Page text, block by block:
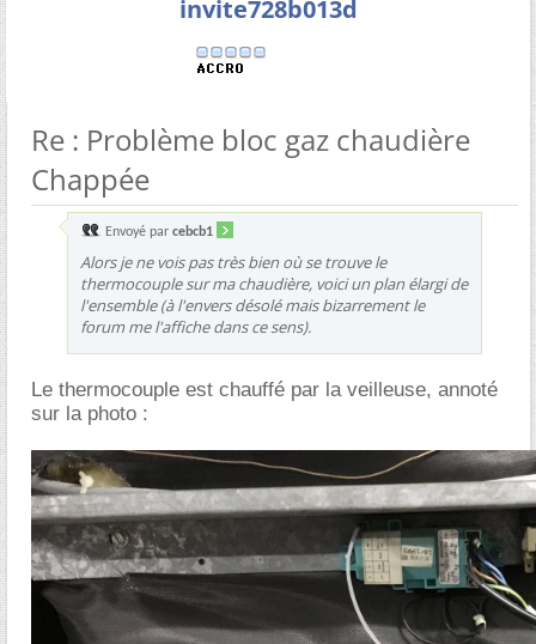
invite728b013d
Re : Problème bloc gaz chaudière
Chappée
Envoyé par cebcb1
Alors je ne vois pas très bien où se trouve le
thermocouple sur ma chaudière, voici un plan élargi de
l'ensemble (à l'envers désolé mais bizarrement le
forum me l'affiche dans ce sens).
Le thermocouple est chauffé par la veilleuse, annoté
sur la photo :